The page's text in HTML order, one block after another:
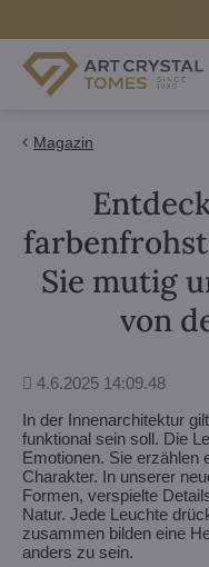
Magazin
Sie mutig
von
Hinzugefügt
4.6.2025 14:09.48
In der Innenarchitektur
funktional sein soll. Die
Emotionen. Sie erzählen
Charakter. In unserer
Formen, verspielte
Natur. Jede Leuchte
zusammen bilden eine
anders zu sein.